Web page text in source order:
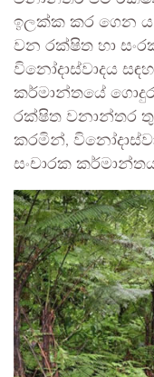
ඉලක්ක කර ගෙන
වන රක්ෂිත හා
විනෝදාස්වාදය
කර්මාන්තයේ
රක්ෂිත වනාන්තර
කරමින්,
සංචාරක